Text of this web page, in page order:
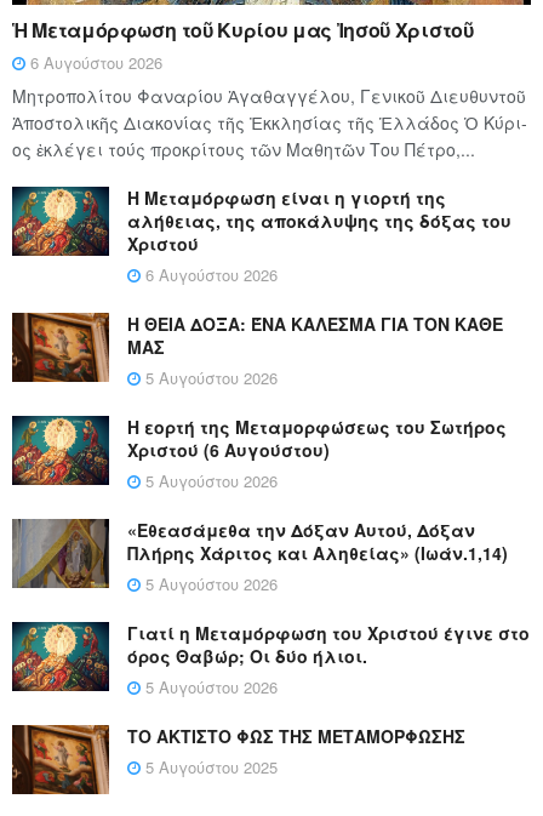
Ἡ Μεταμόρφωση τοῦ Κυρίου μας Ἰησοῦ Χριστοῦ
6 Αυγούστου 2026
Μητροπολίτου Φαναρίου Ἀγαθαγγέλου, Γενικοῦ Διευθυντοῦ
Ἀποστολικῆς Διακονίας τῆς Ἐκκλησίας τῆς Ἑλλάδος Ὁ Κύ­ρι­
ος ἐκλέγει τούς προ­κρί­τους τῶν Μα­θη­τῶν Του Πέ­τρο,...
Η Μεταμόρφωση είναι η γιορτή της
αλήθειας, της αποκάλυψης της δόξας του
Χριστού
6 Αυγούστου 2026
Η ΘΕΙΑ ΔΟΞΑ: ΈΝΑ ΚΑΛΕΣΜΑ ΓΙΑ ΤΟΝ ΚΑΘΕ
ΜΑΣ
5 Αυγούστου 2026
Η εορτή της Μεταμορφώσεως του Σωτήρος
Χριστού (6 Αυγούστου)
5 Αυγούστου 2026
«Εθεασάμεθα την Δόξαν Αυτού, Δόξαν
Πλήρης Χάριτος και Αληθείας» (Ιωάν.1,14)
5 Αυγούστου 2026
Γιατί η Μεταμόρφωση του Χριστού έγινε στο
όρος Θαβώρ; Οι δύο ήλιοι.
5 Αυγούστου 2026
ΤΟ ΑΚΤΙΣΤΟ ΦΩΣ ΤΗΣ ΜΕΤΑΜΟΡΦΩΣΗΣ
5 Αυγούστου 2025